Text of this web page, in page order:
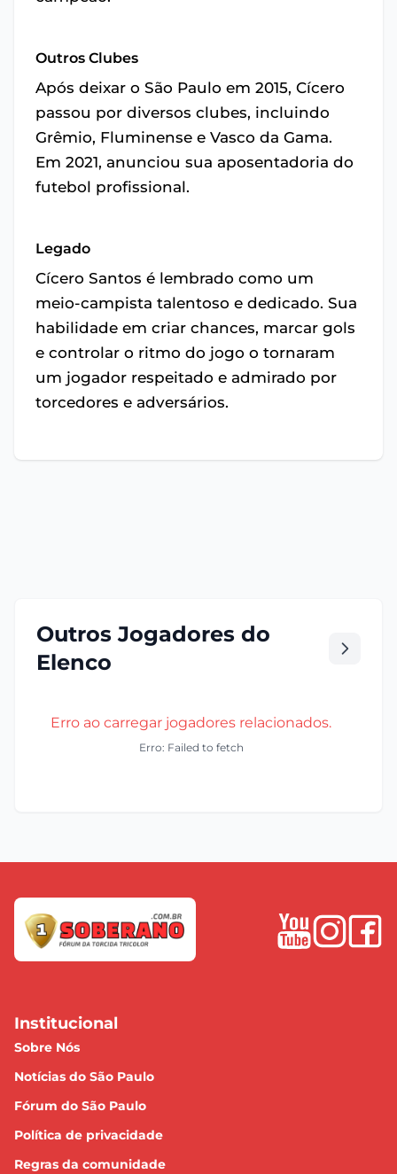
Outros Clubes
Após deixar o São Paulo em 2015, Cícero
passou por diversos clubes, incluindo
Grêmio, Fluminense e Vasco da Gama.
Em 2021, anunciou sua aposentadoria do
futebol profissional.
Legado
Cícero Santos é lembrado como um
meio-campista talentoso e dedicado. Sua
habilidade em criar chances, marcar gols
e controlar o ritmo do jogo o tornaram
um jogador respeitado e admirado por
torcedores e adversários.
Outros Jogadores do
Elenco
Erro ao carregar jogadores relacionados.
Erro: Failed to fetch
Institucional
Sobre Nós
Notícias do São Paulo
Fórum do São Paulo
Política de privacidade
Regras da comunidade